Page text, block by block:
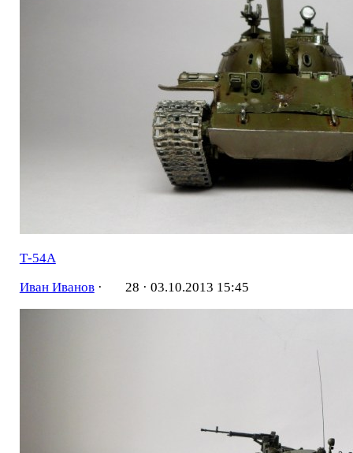
Т-54А
Иван Иванов· 28 · 03.10.2013 15:45